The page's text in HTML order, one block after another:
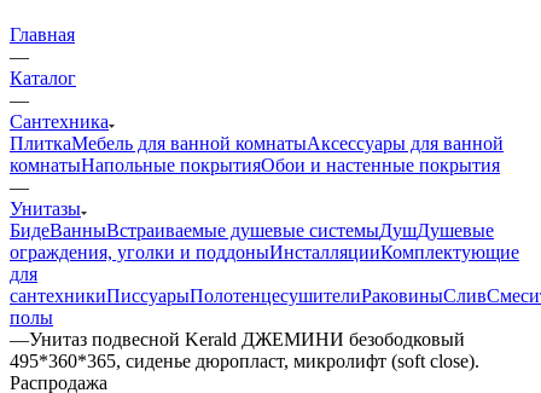
Главная
—
Каталог
—
Сантехника
ПлиткаМебель для ванной комнатыАксессуары для ванной
комнатыНапольные покрытияОбои и настенные покрытия
—
Унитазы
БидеВанныВстраиваемые душевые системыДушДушевые
ограждения, уголки и поддоныИнсталляцииКомплектующие
для
сантехникиПиссуарыПолотенцесушителиРаковиныСлив
полы
—Унитаз подвесной Kerald ДЖЕМИНИ безободковый
495*360*365, сиденье дюропласт, микролифт (soft close).
Распродажа